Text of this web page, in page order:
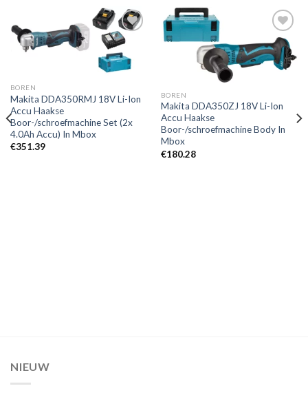
Toevoegen
aan
BOREN
Makita DDA350RMJ 18V Li-Ion
Accu Haakse
Boor-/schroefmachine Set (2x
4.0Ah Accu) In Mbox
€351.39
Toevoegen
BOREN
Makita DDA350ZJ 18V Li-Ion
Accu Haakse
Boor-/schroefmachine Body In
Mbox
€180.28
NIEUW